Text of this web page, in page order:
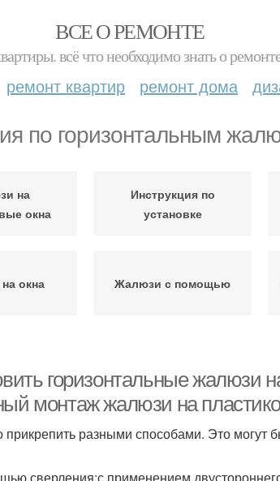
ВСЕ О РЕМОНТЕ
всё что необходимо знать о
ремонт квартир ремонт дома
по горизонтальным
на
окна
Инструкция по
установке
окна Жалюзи с помощью
жалюзи
горизонтальные жалюзи
монтаж жалюзи на
разными способами. Это могут